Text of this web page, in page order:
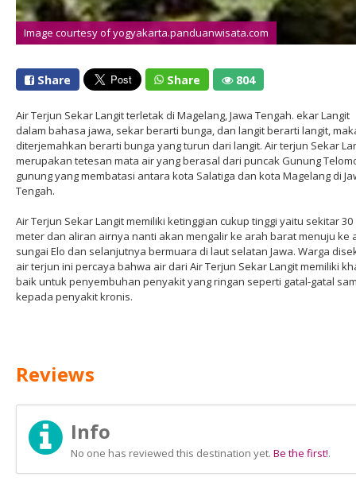
Image courtesy of yogyakarta.panduanwisata.com
Share Share 804
Air Terjun Sekar Langit terletak di Magelang, Jawa Tengah. ekar Langit
dalam bahasa jawa, sekar berarti bunga, dan langit berarti langit,
diterjemahkan berarti bunga yang turun dari langit. Air terjun Sekar
merupakan tetesan mata air yang berasal dari puncak Gunung
gunung yang membatasi antara kota Salatiga dan kota Magelang di
Tengah.
Air Terjun Sekar Langit memiliki ketinggian cukup tinggi yaitu sekitar 30
meter dan aliran airnya nanti akan mengalir ke arah barat menuju ke
sungai Elo dan selanjutnya bermuara di laut selatan Jawa. Warga
air terjun ini percaya bahwa air dari Air Terjun Sekar Langit memiliki
baik untuk penyembuhan penyakit yang ringan seperti gatal-gatal
kepada penyakit kronis.
Reviews
Info
No one has reviewed this destination yet. Be the first!.